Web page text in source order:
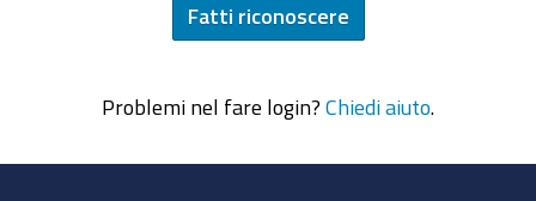
Problemi nel fare login? Chiedi aiuto